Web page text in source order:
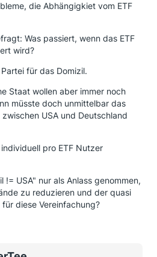
die Abhängigkiet vom ETF
Was passiert, wenn das ETF
wird?
für das Domizil.
Staat wollen aber immer noch
müsste doch unmittelbar das
USA und Deutschland
pro ETF Nutzer
!= USA" nur als Anlass genommen,
zu reduzieren und der quasi
diese Vereinfachung?